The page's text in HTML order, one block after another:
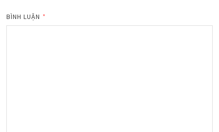
BÌNH LUẬN *